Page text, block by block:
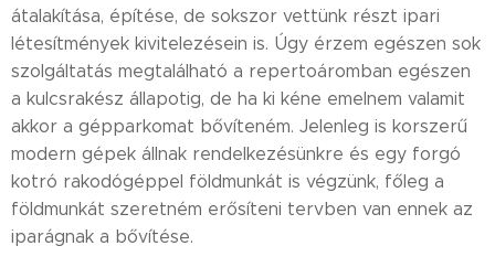
átalakítása, építése, de sokszor vettünk részt ipari
létesítmények kivitelezésein is. Úgy érzem egészen sok
szolgáltatás megtalálható a repertoáromban egészen
a kulcsrakész állapotig, de ha ki kéne emelnem valamit
akkor a gépparkomat bővíteném. Jelenleg is korszerű
modern gépek állnak rendelkezésünkre és egy forgó
kotró rakodógéppel földmunkát is végzünk, főleg a
földmunkát szeretném erősíteni tervben van ennek az
iparágnak a bővítése.